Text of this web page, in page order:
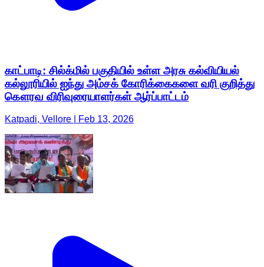
காட்பாடி: சில்க்மில் பகுதியில் உள்ள அரசு கல்வியியல்
கல்லூரியில் ஐந்து அம்சக் கோரிக்கைகளை வரி குறித்து
கௌரவ விரிவுரையாளர்கள் ஆர்ப்பாட்டம்
Katpadi, Vellore | Feb 13, 2026